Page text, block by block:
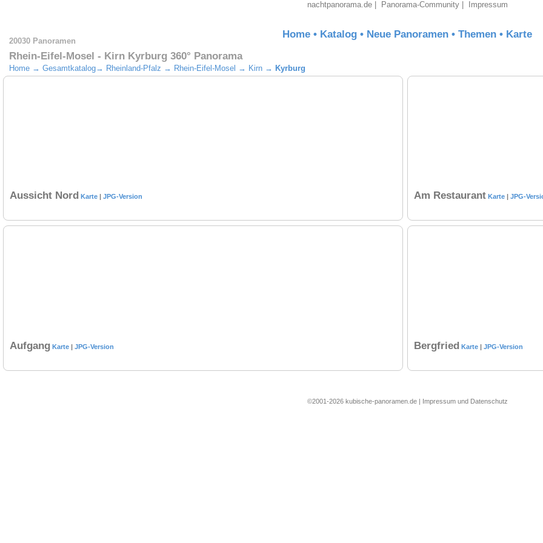
nachtpanorama.de| Panorama-Community| Impressum
20030 Panoramen
Home • Katalog • Neue Panoramen • Themen • Karte
Rhein-Eifel-Mosel - Kirn Kyrburg 360° Panorama
Home → Gesamtkatalog→ Rheinland-Pfalz → Rhein-Eifel-Mosel → Kirn → Kyrburg
Aussicht Nord Karte JPG-Version Am Restaurant Karte JPG-
Aufgang Karte | JPG-Version Bergfried Karte | JPG-Version
©2001-2026 kubische-panoramen.de | Impressum und Datenschutz